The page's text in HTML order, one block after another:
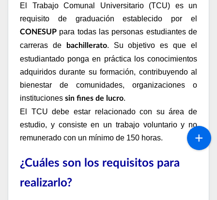
El Trabajo Comunal Universitario (TCU) es un
requisito de graduación establecido por el
CONESUP para todas las personas estudiantes de
carreras de
bachillerato. Su objetivo es que el
estudiantado ponga en práctica los conocimientos
adquiridos durante su formación, contribuyendo al
bienestar de comunidades, organizaciones o
instituciones sin fines de lucro.
El TCU debe estar relacionado con su área de
estudio, y consiste en un trabajo voluntario y no
remunerado con un mínimo de 150 horas.
¿Cuáles son los requisitos para
realizarlo?